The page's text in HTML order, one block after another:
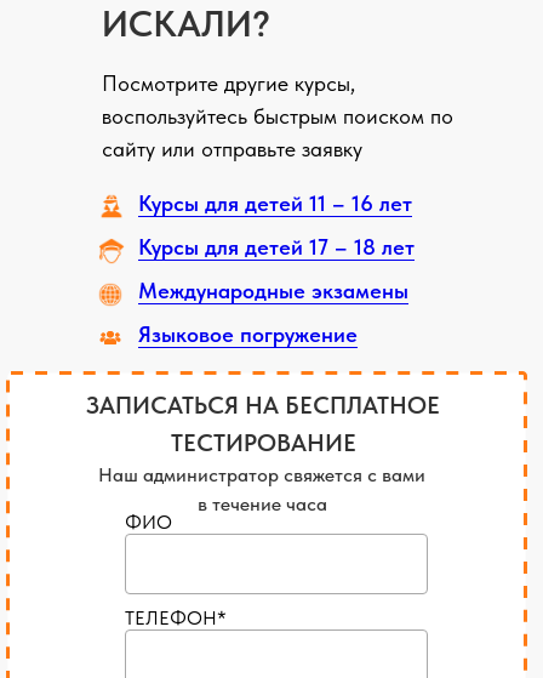
Посмотрите другие курсы,
воспользуйтесь быстрым поиском по
сайту или отправьте заявку
ИСКАЛИ?
ФИО
ТЕЛЕФОН*
ЗАПИСАТЬСЯ НА БЕСПЛАТНОЕ
ТЕСТИРОВАНИЕ
Наш администратор свяжется с вами
в течение часа
Курсы для детей 11 – 16 лет
Курсы для детей 17 – 18 лет
Международные экзамены
Языковое погружение